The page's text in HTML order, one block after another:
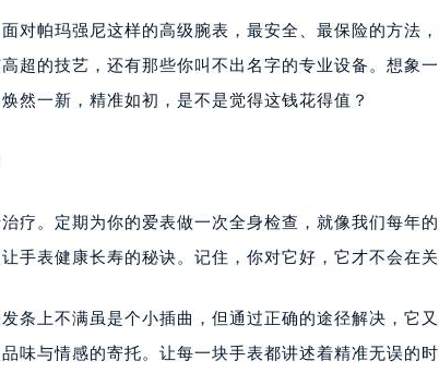
对帕玛强尼这样的高级腕表，最安全、最保险的方法
超的技艺，还有那些你叫不出名字的专业设备。想象
然一新，精准如初，是不是觉得这钱花得值？
疗。定期为你的爱表做一次全身检查，就像我们每年
手表健康长寿的秘诀。记住，你对它好，它才不会在关
条上不满虽是个小插曲，但通过正确的途径解决，它
味与情感的寄托。让每一块手表都讲述着精准无误的